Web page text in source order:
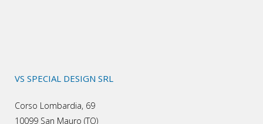
VS SPECIAL DESIGN SRL
Corso Lombardia, 69
10099 San Mauro (TO)